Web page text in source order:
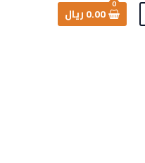
0
0.00 ريال